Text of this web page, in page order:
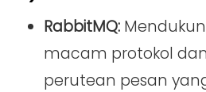
RabbitMQ:
macam protokol
perutean pesan